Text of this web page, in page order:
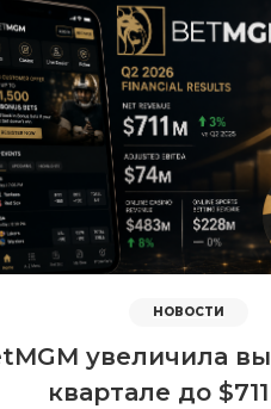
НОВОСТИ
увеличила
квартале до